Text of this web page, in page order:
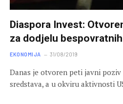
Diaspora Invest:
za dodjelu
EKONOMIJA 31/08/2019
Danas je otvoren peti javni
sredstava, a u okviru aktivnosti